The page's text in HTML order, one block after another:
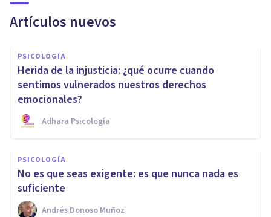
Artículos nuevos
PSICOLOGÍA
Herida de la injusticia: ¿qué ocurre cuando
sentimos vulnerados nuestros derechos
emocionales?
Adhara Psicología
PSICOLOGÍA
No es que seas exigente: es que nunca nada es
suficiente
Andrés Donoso Muñoz